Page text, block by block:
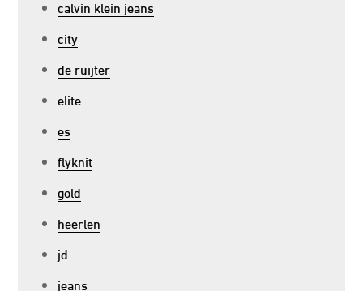
calvin klein jeans
city
de ruijter
elite
es
flyknit
gold
heerlen
jd
jeans